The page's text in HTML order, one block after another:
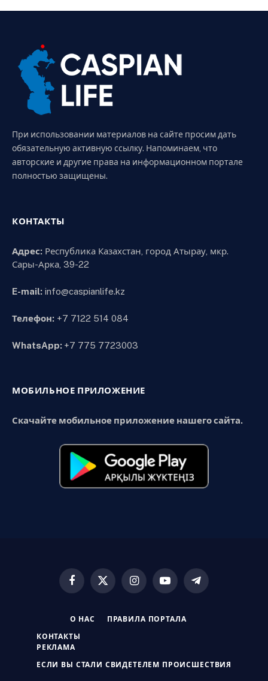
При использовании материалов на сайте просим дать
обязательную активную ссылку. Напоминаем, что
авторские и другие права на информационном портале
полностью защищены.
КОНТАКТЫ
Адрес: Республика Казахстан, город Атырау, мкр.
Сары-Арка, 39-22
E-mail: info@caspianlife.kz
Телефон: +7 7122 514 084
WhatsApp: +7 775 7723003
МОБИЛЬНОЕ ПРИЛОЖЕНИЕ
Скачайте мобильное приложение нашего сайта.
Facebook
X
InstagramYouTubeTelegram
О НАС ПРАВИЛА ПОРТАЛА
КОНТАКТЫ
РЕКЛАМА
ЕСЛИ ВЫ СТАЛИ СВИДЕТЕЛЕМ ПРОИСШЕСТВИЯ